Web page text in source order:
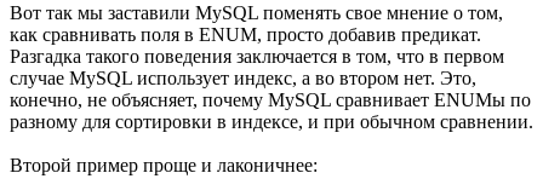
Вот так мы заставили MySQL поменять свое мнение о том,
как сравнивать поля в ENUM, просто добавив предикат.
Разгадка такого поведения заключается в том, что в первом
случае MySQL использует индекс, а во втором нет. Это,
конечно, не объясняет, почему MySQL сравнивает ENUMы по
разному для сортировки в индексе, и при обычном сравнении.
Второй пример проще и лаконичнее: